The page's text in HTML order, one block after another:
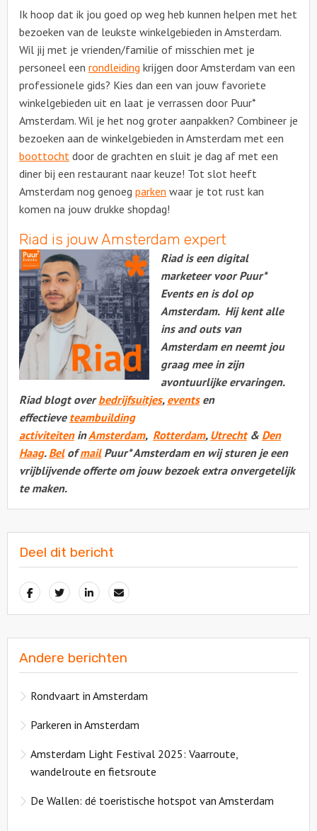
Ik hoop dat ik jou goed op weg heb kunnen helpen met het
bezoeken van de leukste winkelgebieden in Amsterdam.
Wil jij met je vrienden/familie of misschien met je
personeel een rondleiding krijgen door Amsterdam van een
professionele gids? Kies dan een van jouw favoriete
winkelgebieden uit en laat je verrassen door Puur*
Amsterdam. Wil je het nog groter aanpakken? Combineer je
bezoeken aan de winkelgebieden in Amsterdam met een
boottocht door de grachten en sluit je dag af met een
diner bij een restaurant naar keuze! Tot slot heeft
Amsterdam nog genoeg parken waar je tot rust kan
komen na jouw drukke shopdag!
Riad is jouw Amsterdam expert
Riad is een digital
marketeer voor Puur*
Events en is dol op
Amsterdam. Hij kent alle
ins and outs van
Amsterdam en neemt jou
graag mee in zijn
avontuurlijke ervaringen.
Riad blogt overbedrijfsuitjes, eventsen
effectieve teambuilding
activiteiteninAmsterdam, Rotterdam, Utrecht& Den
Haag. BelofmailPuur* Amsterdam en wij sturen je een
vrijblijvende offerte om jouw bezoek extra onvergetelijk
te maken.
Deel dit bericht
Andere berichten
Rondvaart in Amsterdam
Parkeren in Amsterdam
Amsterdam Light Festival 2025: Vaarroute,
wandelroute en fietsroute
De Wallen: dé toeristische hotspot van Amsterdam